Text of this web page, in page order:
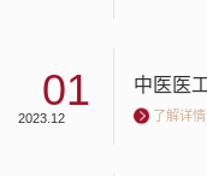
01
2023.12 了解详情